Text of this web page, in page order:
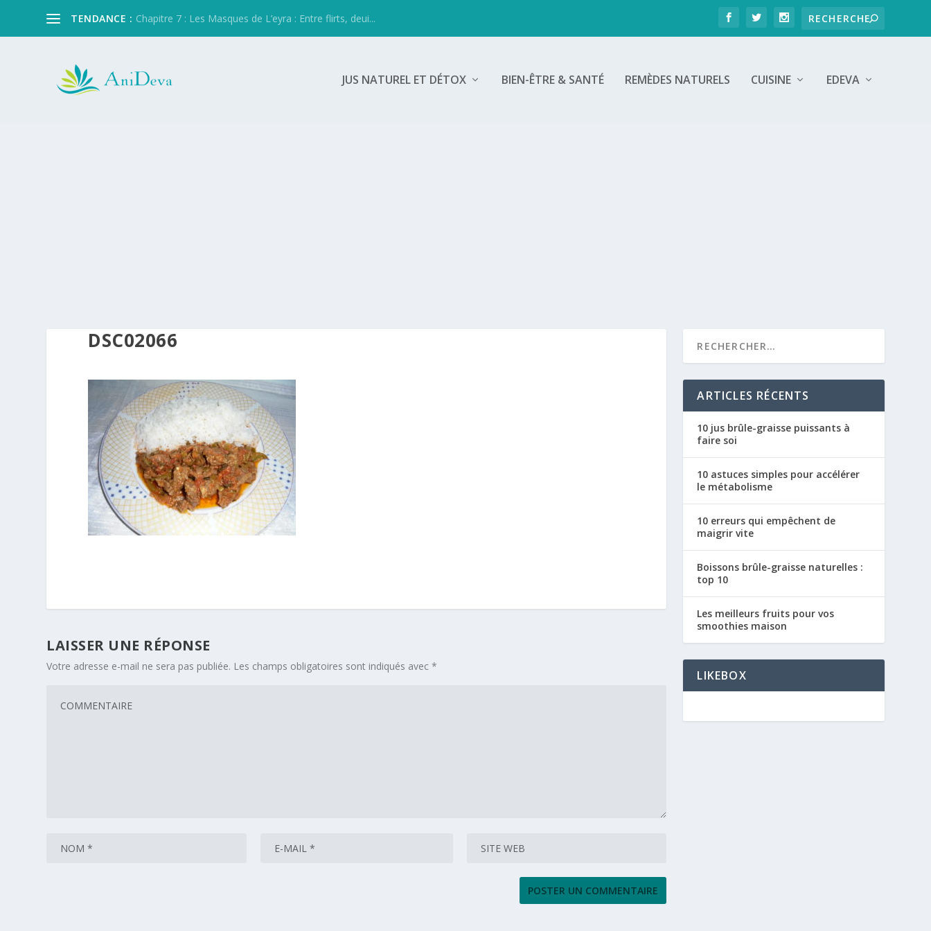
TENDANCE : Chapitre 7 : Les Masques de L’eyra : Entre flirts, deui...
JUS NATUREL ET DÉTOX BIEN-ÊTRE & SANTÉ REMÈDES NATURELS CUISINE EDEVA
DSC02066
LAISSER UNE RÉPONSE
Votre adresse e-mail ne sera pas publiée. Les champs obligatoires sont indiqués avec*
ARTICLES RÉCENTS
10 jus brûle-graisse puissants à
faire soi
10 astuces simples pour accélérer
le métabolisme
10 erreurs qui empêchent de
maigrir vite
Boissons brûle-graisse naturelles :
top 10
Les meilleurs fruits pour vos
smoothies maison
LIKEBOX